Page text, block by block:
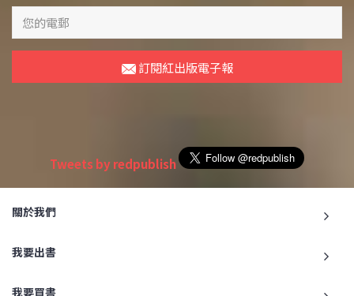
訂閱紅出版電子報
Tweets by redpublish
關於我們
我要出書
我要買書